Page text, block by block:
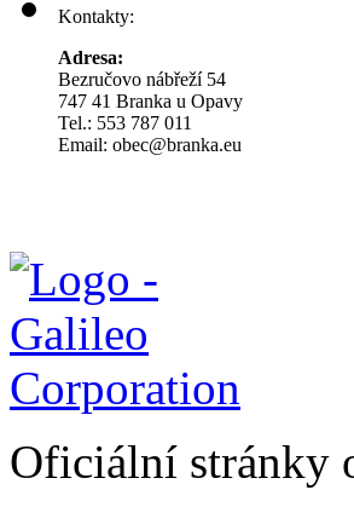
Kontakty:
Adresa:
Bezručovo nábřeží 54
747 41 Branka u Opavy
Tel.: 553 787 011
Email: obec@branka.eu
Oficiální stránky